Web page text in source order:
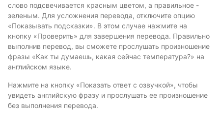
слово подсвечивается красным цветом, а правильное -
зеленым. Для усложнения перевода, отключите опцию
«Показывать подсказки». В этом случае нажмите на
кнопку «Проверить» для завершения перевода. Правильно
выполнив перевод, вы сможете прослушать произношение
фразы «Как ты думаешь, какая сейчас температура?» на
английском языке.
Нажмите на кнопку «Показать ответ с озвучкой», чтобы
увидеть английскую фразу и прослушать ее произношение
без выполнения перевода.